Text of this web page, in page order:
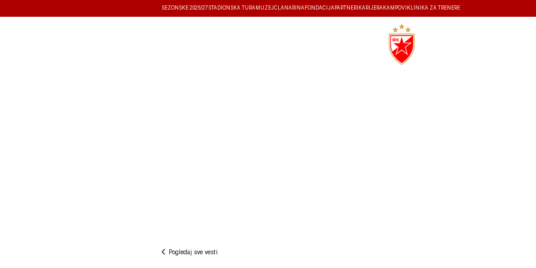
SEZONSKE 2026/27 STADIONSKA TURA MUZEJČLANARINA FONDACIJA PARTNERI KARIJERA KAMPOVI KLINIKA ZA TRENERE
Pogledaj sve vesti